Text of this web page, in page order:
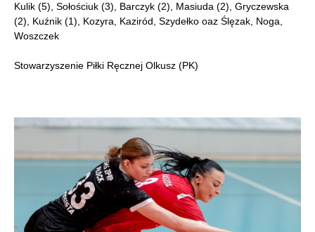
Kulik (5), Sołościuk (3), Barczyk (2), Masiuda (2), Gryczewska
(2), Kuźnik (1), Kozyra, Kaziród, Szydełko oaz Ślęzak, Noga,
Woszczek
Stowarzyszenie Piłki Ręcznej Olkusz (PK)